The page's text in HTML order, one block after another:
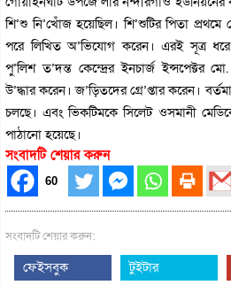
শি’শু নি’খোঁজ হয়েছিল। শি’শুটির পিতা
পরে লিখিত অ’ভিযোগ করেন। এরই সূত্র ধরে
পু’লিশ ত’দন্ত কেন্দ্রের ইনচার্জ ইন্সপেক্টর
উ’দ্ধার করেন। জ’ড়িতদের গ্রে’প্তার করেন।
চলছে। এবং ভিকটিমকে সিলেট ওসমানী
পাঠানো হয়েছে।
সংবাদটি শেয়ার করুন
60
সংবাদটি শেয়ার করুন:
ফেইসবুক টুইটার